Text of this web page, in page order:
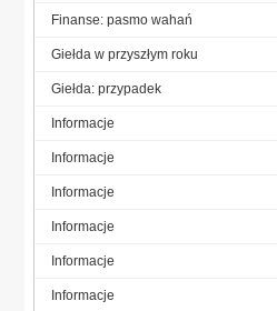
Finanse: pasmo wahań
Giełda w przyszłym roku
Giełda: przypadek
Informacje
Informacje
Informacje
Informacje
Informacje
Informacje